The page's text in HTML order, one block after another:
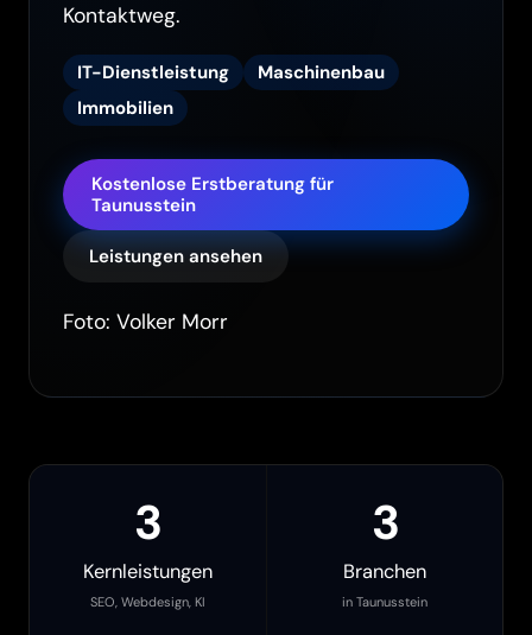
Kontaktweg.
IT-Dienstleistung
Maschinenbau
Immobilien
Kostenlose Erstberatung für
Taunusstein
Leistungen ansehen
Foto: Volker Morr
3
Kernleistungen
SEO, Webdesign, KI
3
Branchen
in Taunusstein